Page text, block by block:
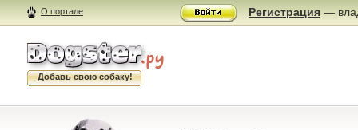
О портале Регистрация —
Добавь свою собаку!